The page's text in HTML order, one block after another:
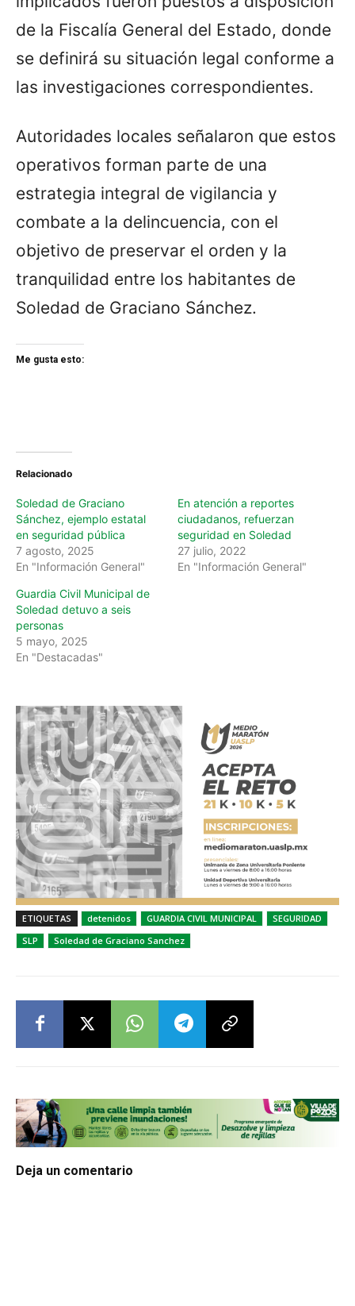
de la Fiscalía General del Estado, donde
se definirá su situación legal conforme a
las investigaciones correspondientes.
Autoridades locales señalaron que estos
operativos forman parte de una
estrategia integral de vigilancia y
combate a la delincuencia, con el
objetivo de preservar el orden y la
tranquilidad entre los habitantes de
Soledad de Graciano Sánchez.
Me gusta esto:
Relacionado
Soledad de Graciano
Sánchez, ejemplo estatal
en seguridad pública
7 agosto, 2025
En "Información General"
En atención a reportes
ciudadanos, refuerzan
seguridad en Soledad
27 julio, 2022
En "Información General"
Guardia Civil Municipal de
Soledad detuvo a seis
personas
5 mayo, 2025
En "Destacadas"
ETIQUETAS detenidos GUARDIA CIVIL MUNICIPAL
SEGURIDAD
SLP
Soledad de Graciano Sanchez
Deja un comentario